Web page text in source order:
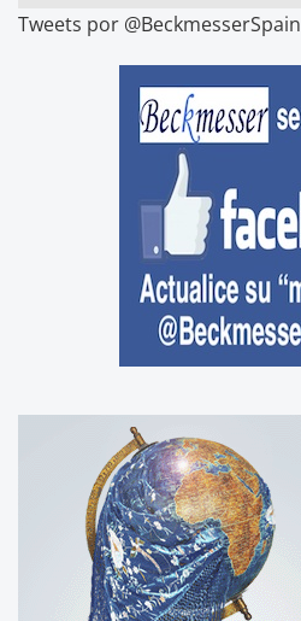
Tweets por @BeckmesserSpain